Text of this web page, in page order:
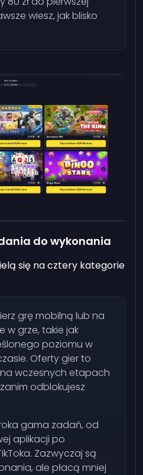
wiesz, jak blisko
do wykonania
się na cztery kategorie
grę mobilną lub na
w grze, takie jak
poziomu w
Oferty gier to
na wczesnych etapach
odblokujesz
gama zadań, od
aplikacji po
Zazwyczaj są
ale płacą mniej